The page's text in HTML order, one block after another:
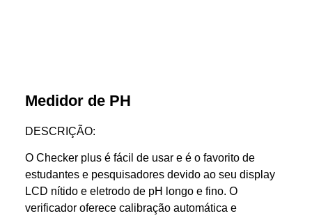
Medidor de PH
DESCRIÇÃO:
O Checker plus é fácil de usar e é o favorito de
estudantes e pesquisadores devido ao seu display
LCD nítido e eletrodo de pH longo e fino. O
verificador oferece calibração automática e